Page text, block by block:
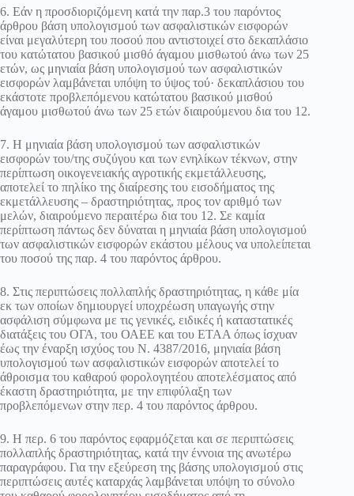
6. Εάν η προσδιοριζόμενη κατά την παρ.3 του παρόντος
άρθρου βάση υπολογισμού των ασφαλιστικών εισφορών
είναι μεγαλύτερη του ποσού που αντιστοιχεί στο δεκαπλάσιο
του κατώτατου βασικού μισθό άγαμου μισθωτού άνω των 25
ετών, ως μηνιαία βάση υπολογισμού των ασφαλιστικών
εισφορών λαμβάνεται υπόψη το ύψος τού· δεκαπλάσιου του
εκάστοτε προβλεπόμενου κατώτατου βασικού μισθού
άγαμου μισθωτού άνω των 25 ετών διαιρούμενου δια του 12.
7. Η μηνιαία βάση υπολογισμού των ασφαλιστικών
εισφορών του/της συζύγου και των ενηλίκων τέκνων, στην
περίπτωση οικογενειακής αγροτικής εκμετάλλευσης,
αποτελεί το πηλίκο της διαίρεσης του εισοδήματος της
εκμετάλλευσης – δραστηριότητας, προς τον αριθμό των
μελών, διαιρούμενο περαιτέρω δια του 12. Σε καμία
περίπτωση πάντως δεν δύναται η μηνιαία βάση υπολογισμού
των ασφαλιστικών εισφορών εκάστου μέλους να υπολείπεται
του ποσού της παρ. 4 του παρόντος άρθρου.
8. Στις περιπτώσεις πολλαπλής δραστηριότητας, η κάθε μία
εκ των οποίων δημιουργεί υποχρέωση υπαγωγής στην
ασφάλιση σύμφωνα με τις γενικές, ειδικές ή καταστατικές
διατάξεις του ΟΓΑ, του ΟΑΕΕ και του ΕΤΑΑ όπως ίσχυαν
έως την έναρξη ισχύος του Ν. 4387/2016, μηνιαία βάση
υπολογισμού των ασφαλιστικών εισφορών αποτελεί το
άθροισμα του καθαρού φορολογητέου αποτελέσματος από
έκαστη δραστηριότητα, με την επιφύλαξη των
προβλεπόμενων στην περ. 4 του παρόντος άρθρου.
9. Η περ. 6 του παρόντος εφαρμόζεται και σε περιπτώσεις
πολλαπλής δραστηριότητας, κατά την έννοια της ανωτέρω
παραγράφου. Για την εξεύρεση της βάσης υπολογισμού στις
περιπτώσεις αυτές καταρχάς λαμβάνεται υπόψη το σύνολο